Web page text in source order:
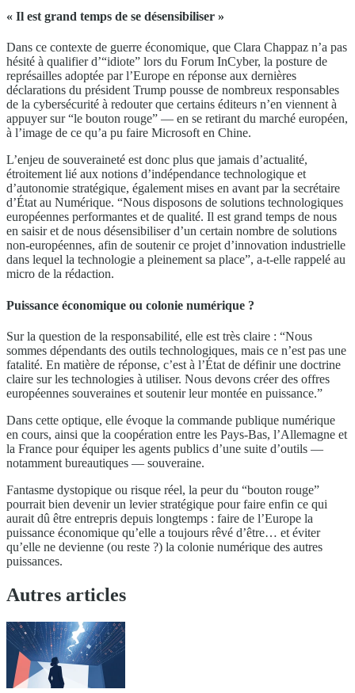
« Il est grand temps de se désensibiliser »
Dans ce contexte de guerre économique, que Clara Chappaz n’a pas
hésité à qualifier d’“idiote” lors du Forum InCyber, la posture de
représailles adoptée par l’Europe en réponse aux dernières
déclarations du président Trump pousse de nombreux responsables
de la cybersécurité à redouter que certains éditeurs n’en viennent à
appuyer sur “le bouton rouge” — en se retirant du marché européen,
à l’image de ce qu’a pu faire Microsoft en Chine.
L’enjeu de souveraineté est donc plus que jamais d’actualité,
étroitement lié aux notions d’indépendance technologique et
d’autonomie stratégique, également mises en avant par la secrétaire
d’État au Numérique. “Nous disposons de solutions technologiques
européennes performantes et de qualité. Il est grand temps de nous
en saisir et de nous désensibiliser d’un certain nombre de solutions
non-européennes, afin de soutenir ce projet d’innovation industrielle
dans lequel la technologie a pleinement sa place”, a-t-elle rappelé au
micro de la rédaction.
Puissance économique ou colonie numérique ?
Sur la question de la responsabilité, elle est très claire : “Nous
sommes dépendants des outils technologiques, mais ce n’est pas une
fatalité. En matière de réponse, c’est à l’État de définir une doctrine
claire sur les technologies à utiliser. Nous devons créer des offres
européennes souveraines et soutenir leur montée en puissance.”
Dans cette optique, elle évoque la commande publique numérique
en cours, ainsi que la coopération entre les Pays-Bas, l’Allemagne et
la France pour équiper les agents publics d’une suite d’outils —
notamment bureautiques — souveraine.
Fantasme dystopique ou risque réel, la peur du “bouton rouge”
pourrait bien devenir un levier stratégique pour faire enfin ce qui
aurait dû être entrepris depuis longtemps : faire de l’Europe la
puissance économique qu’elle a toujours rêvé d’être… et éviter
qu’elle ne devienne (ou reste ?) la colonie numérique des autres
puissances.
Autres articles